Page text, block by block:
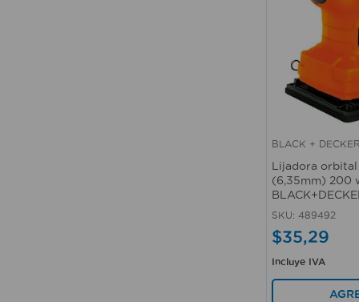
BLACK + DECKER
Lijadora orbital
(6,35mm) 200
SKU: 489492
$35,29
Incluye IVA